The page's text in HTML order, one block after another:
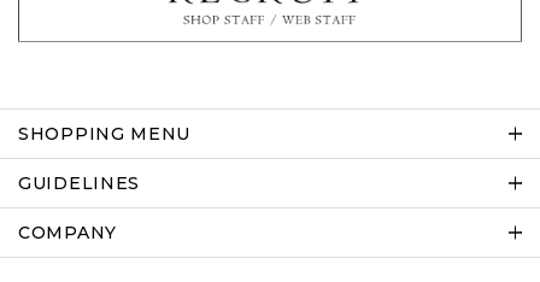
SHOPPING MENU
GUIDELINES
COMPANY